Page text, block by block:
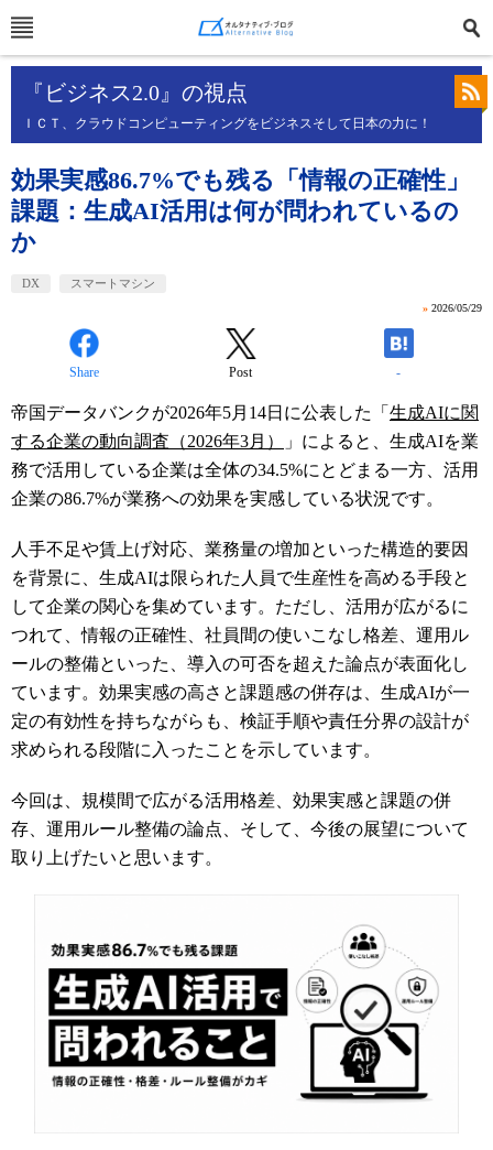
『ビジネス2.0』の視点
ＩＣＴ、クラウドコンピューティングをビジネスそして日本の力に！
効果実感86.7%でも残る「情報の正確性」
課題：生成AI活用は何が問われているの
か
DX スマートマシン
» 2026/05/29
Share Post -
帝国データバンクが2026年5月14日に公表した「 生成AIに関
する企業の動向調査（2026年3月）
」によると、生成AIを業
務で活用している企業は全体の34.5%にとどまる一方、活用
企業の86.7%が業務への効果を実感している状況です。
人手不足や賃上げ対応、業務量の増加といった構造的要因
を背景に、生成AIは限られた人員で生産性を高める手段と
して企業の関心を集めています。ただし、活用が広がるに
つれて、情報の正確性、社員間の使いこなし格差、運用ル
ールの整備といった、導入の可否を超えた論点が表面化し
ています。効果実感の高さと課題感の併存は、生成AIが一
定の有効性を持ちながらも、検証手順や責任分界の設計が
求められる段階に入ったことを示しています。
今回は、規模間で広がる活用格差、効果実感と課題の併
存、運用ルール整備の論点、そして、今後の展望について
取り上げたいと思います。